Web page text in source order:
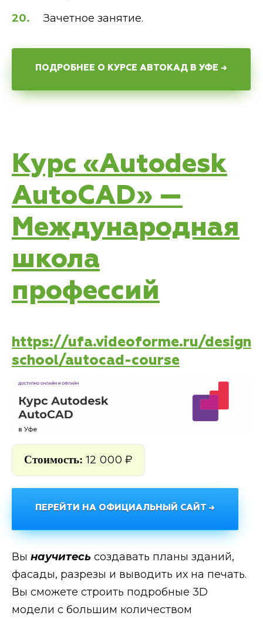
Зачетное занятие.
ПОДРОБНЕЕ О КУРСЕ АВТОКАД В УФЕ →
Курс «Autodesk
AutoCAD» —
Международная
школа
профессий
https://ufa.videoforme.ru/design
school/autocad-course
Стоимость: 12 000 ₽
ПЕРЕЙТИ НА ОФИЦИАЛЬНЫЙ САЙТ →
Вы научитесь создавать планы зданий,
фасады, разрезы и выводить их на печать.
Вы сможете строить подробные 3D
модели с большим количеством